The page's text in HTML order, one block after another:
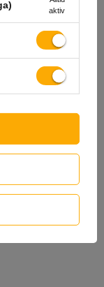
lasten vid
ökar lastens
innebär den
att säkra lasten
och
utan
är viktig
optimala
och stabilt
aktiv